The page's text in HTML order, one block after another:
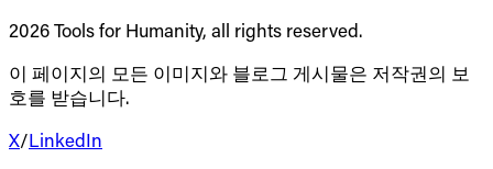
2026 Tools for Humanity, all rights reserved.
이 페이지의 모든 이미지와 블로그 게시물은 저작권의 보
호를 받습니다.
X/LinkedIn